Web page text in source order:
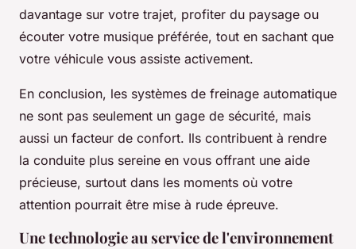
davantage sur votre trajet, profiter du paysage ou
écouter votre musique préférée, tout en sachant que
votre véhicule vous assiste activement.
En conclusion, les systèmes de freinage automatique
ne sont pas seulement un gage de sécurité, mais
aussi un facteur de confort. Ils contribuent à rendre
la conduite plus sereine en vous offrant une aide
précieuse, surtout dans les moments où votre
attention pourrait être mise à rude épreuve.
Une technologie au service de l'environnement